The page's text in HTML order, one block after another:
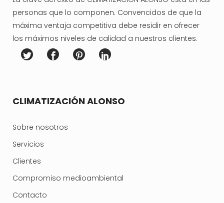
personas que lo componen. Convencidos de que la
máxima ventaja competitiva debe residir en ofrecer
los máximos niveles de calidad a nuestros clientes.
CLIMATIZACIÓN ALONSO
Sobre nosotros
Servicios
Clientes
Compromiso medioambiental
Contacto